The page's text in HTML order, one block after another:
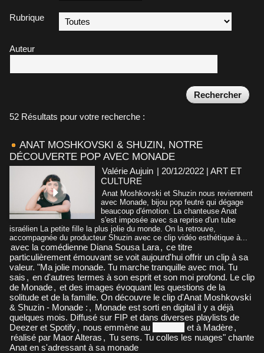
Rubrique
Auteur
52 Résultats pour votre recherche :
ANAT MOSHKOVSKI & SHUZIN, NOTRE
DÉCOUVERTE POP AVEC MONADE
Valérie Aujuin | 20/12/2022 | ART ET
CULTURE
Anat Moshkovski et Shuzin nous reviennent
avec Monade, bijou pop feutré qui dégage
beaucoup d'émotion. La chanteuse Anat
s'est imposée avec sa reprise d'un tube
israélien La petite fille la plus jolie du monde. On la retrouve,
accompagnée du producteur Shuzin avec ce clip vidéo esthétique à...
avec la comédienne Diana Sousa Lara, ce titre
particulièrement émouvant se voit aujourd'hui offrir un clip à sa
valeur. "Ma jolie monade. Tu marche tranquille avec moi. Tu
sais , en d'autres termes à son esprit et son moi profond. Le clip
de Monade, et des images évoquant les questions de la
solitude et de la famille. On découvre le clip d'Anat Moshkovski
& Shuzin - Monade : , Monade est sorti en digital il y a déjà
quelques mois. Diffusé sur FIP et dans diverses playlists de
Deezer et Spotify, nous emmène au et à Madère,
réalisé par Maor Alteras , Tu sens. Tu colles les nuages" chante
Anat en s'adressant à sa monade